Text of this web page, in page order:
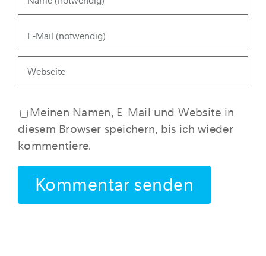
Meinen Namen, E-Mail und Website in
diesem Browser speichern, bis ich wieder
kommentiere.